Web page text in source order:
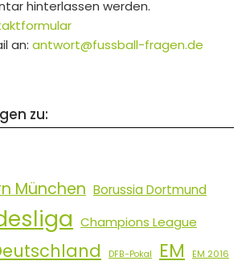
hinterlassen werden.
an: antwort@fussball-fragen.de
zu:
München Borussia Dortmund
Champions League
DFB-Pokal EM EM 2016